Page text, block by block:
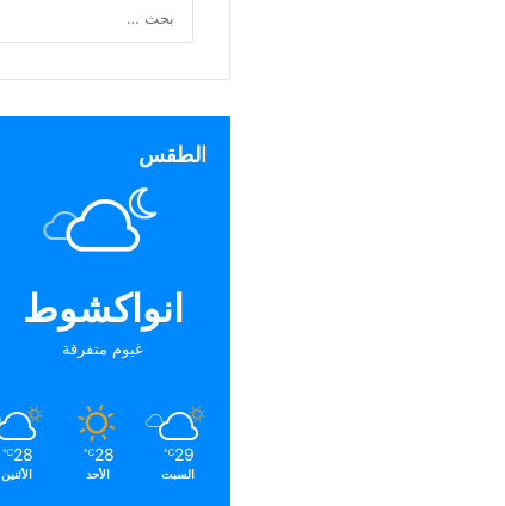
الطقس
انواكشوط
غيوم متفرقة
29
℃
السبت
28
℃
الأحد
28
℃
الأثنين